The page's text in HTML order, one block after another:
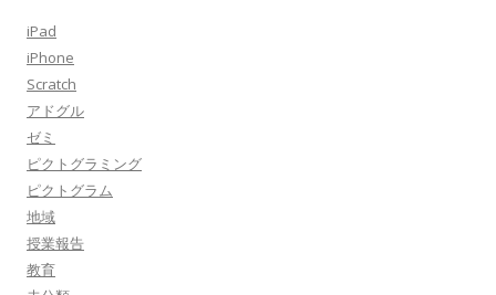
iPad
iPhone
Scratch
アドグル
ゼミ
ピクトグラミング
ピクトグラム
地域
授業報告
教育